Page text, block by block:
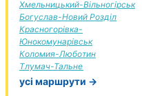
Хмельницький-Вільногірськ
Богуслав-Новий Розділ
Красногорівка-
Юнокомунарівськ
Коломия-Люботин
Тлумач-Тальне
усі маршрути →